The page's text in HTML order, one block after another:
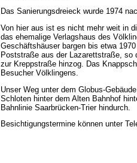
Das Sanierungsdreieck wurde 1974
Von hier aus ist es nicht mehr weit in
das ehemalige Verlagshaus des
Geschäftshäuser bargen bis etwa
Poststraße aus der Lazarettstraße, so
zur Kreppstraße hinzog. Das
Besucher Völklingens.
Unser Weg unter dem Globus-
Schloten hinter dem Alten Bahnhof
Bahnlinie Saarbrücken-Trier hindurch.
Besichtigungstermine können unter